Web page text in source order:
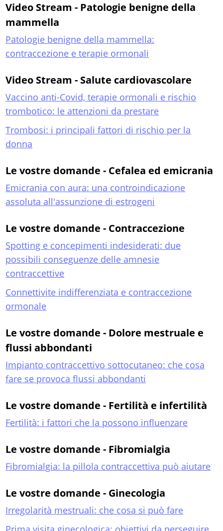
Video Stream - Patologie benigne della
mammella
Patologie benigne della mammella:
contraccezione e terapie ormonali
Video Stream - Salute cardiovascolare
Vaccino anti-Covid, terapie ormonali e rischio
trombotico: le attenzioni da prestare
Trombosi: i principali fattori di rischio per la
donna
Le vostre domande - Cefalea ed emicrania
Emicrania con aura: una controindicazione
assoluta all'assunzione di estrogeni
Le vostre domande - Contraccezione
Spotting e concepimenti indesiderati: due
possibili conseguenze delle amnesie
contraccettive
Connettivite indifferenziata e contraccezione
ormonale
Le vostre domande - Dolore mestruale e
flussi abbondanti
Impianto contraccettivo sottocutaneo: che cosa
fare se provoca flussi abbondanti
Le vostre domande - Fertilità e infertilità
Fertilità: i fattori che la possono influenzare
Le vostre domande - Fibromialgia
Fibromialgia: la pillola contraccettiva può aiutare
Le vostre domande - Ginecologia
Irregolarità mestruali: che cosa si può fare